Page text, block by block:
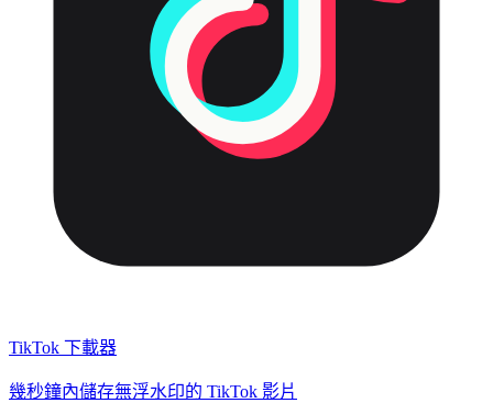
TikTok 下載器
幾秒鐘內儲存無浮水印的 TikTok 影片